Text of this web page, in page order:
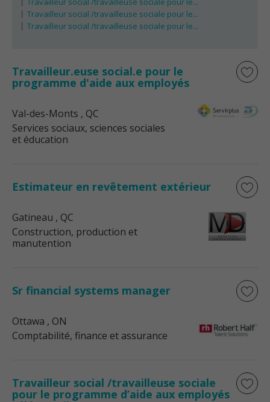
Travailleur social /travailleuse sociale pour le...
Travailleur social /travailleuse sociale pour le...
Travailleur.euse social.e pour le
programme d'aide aux employés
Val-des-Monts , QC
Services sociaux, sciences sociales
et éducation
Estimateur en revêtement extérieur
Gatineau , QC
Construction, production et
manutention
Sr financial systems manager
Ottawa , ON
Comptabilité, finance et assurance
Travailleur social /travailleuse sociale
pour le programme d’aide aux employés